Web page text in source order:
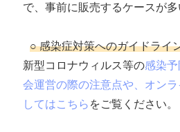
で、事前に販売するケースが多
○ 感染症対策へのガイドライ
新型コロナウィルス等の感染
会運営の際の注意点や、オン
してはこちら をご覧ください。